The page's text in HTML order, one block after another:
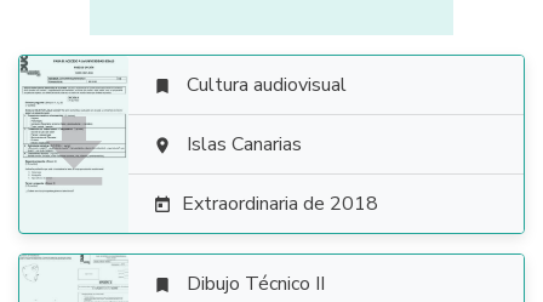

 Cultura audiovisual
 Islas Canarias
 Extraordinaria de 2018
 Dibujo Técnico II